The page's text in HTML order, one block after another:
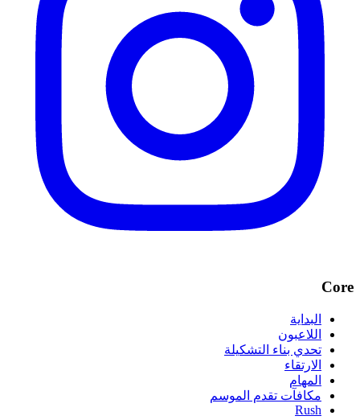
Core
البداية
اللاعبون
تحدي بناء التشكيلة
الارتقاء
المهام
مكافآت تقدم الموسم
Rush